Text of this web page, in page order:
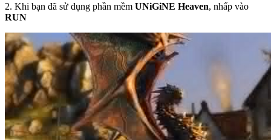
2. Khi bạn đã sử dụng phần mềm UNiGiNE Heaven, nhấp vào
RUN